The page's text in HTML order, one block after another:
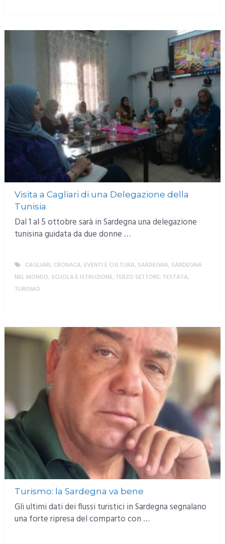
Visita a Cagliari di una Delegazione della
Tunisia
Dal 1 al 5 ottobre sarà in Sardegna una delegazione
tunisina guidata da due donne …
CAGLIARI, CRONACA, EVENTI E CULTURA, SARDEGNA, SARDEGNA
NEL MONDO, SCUOLA E ISTRUZIONE, TERZO SETTORE, TESTATA,
TURISMO
Turismo: la Sardegna va bene
Gli ultimi dati dei flussi turistici in Sardegna segnalano
una forte ripresa del comparto con …